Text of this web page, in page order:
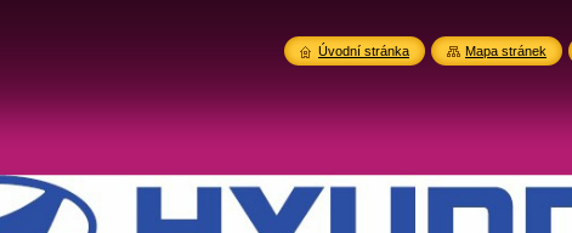
Úvodní stránka Mapa stránek